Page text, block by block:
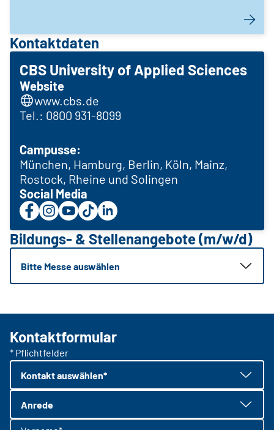
Kontaktdaten
CBS University of Applied Sciences
Website
www.cbs.de
Tel.: 0800 931-8099
Campusse:
München, Hamburg, Berlin, Köln, Mainz,
Rostock, Rheine und Solingen
Social Media
Bildungs- & Stellenangebote (m/w/d)
Bitte Messe auswählen
Kontaktformular
* Pflichtfelder
Kontakt auswählen*
Anrede